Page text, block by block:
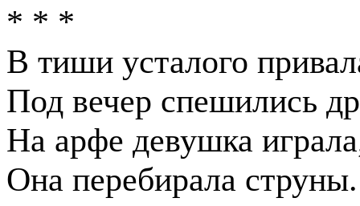
* * *
В тиши усталого
Под вечер спешились
На арфе девушка
Она перебирала струны.